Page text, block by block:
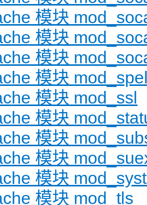
模块
模块
模块
模块
模块 mod_ssl
模块
模块
模块
模块
模块 mod_tls